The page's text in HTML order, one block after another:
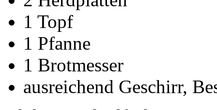
1 Topf
1 Pfanne
1 Brotmesser
ausreichend Geschirr,